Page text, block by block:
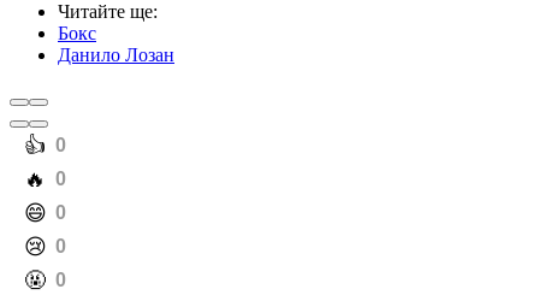
Читайте ще:
Бокс
Данило Лозан
️👍 0
️🔥 0
️😄 0
️😢 0
️🤬 0